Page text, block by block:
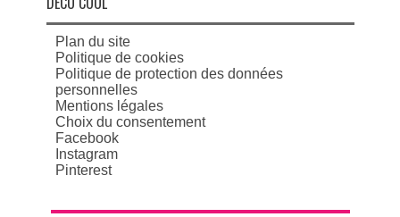
Plan du site
Politique de cookies
Politique de protection des données
personnelles
Mentions légales
Choix du consentement
Facebook
Instagram
Pinterest